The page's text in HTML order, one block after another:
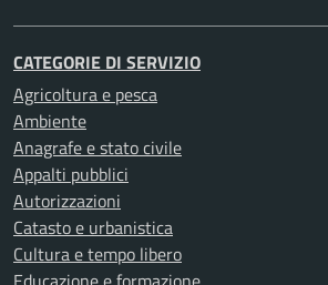
CATEGORIE DI SERVIZIO
Agricoltura e pesca
Ambiente
Anagrafe e stato civile
Appalti pubblici
Autorizzazioni
Catasto e urbanistica
Cultura e tempo libero